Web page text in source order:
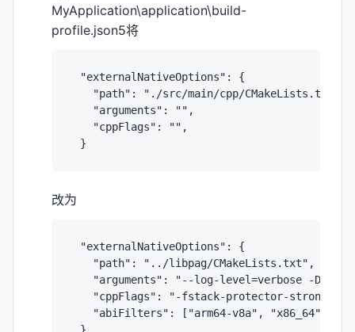
MyApplication\application\build-
profile.json5将
"externalNativeOptions": {
   "path": "./src/main/cpp/CMakeLists.txt",
   "arguments": "",
   "cppFlags": "",
改为
"externalNativeOptions": {
   "path": "../libpag/CMakeLists.txt",
"arguments": "--log-level=verbose -
   "cppFlags": "-fstack-protector-strong",
   "abiFilters": ["arm64-v8a", "x86_64"]